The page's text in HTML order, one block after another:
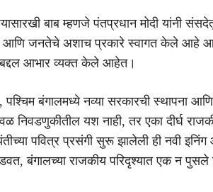
बाब म्हणजे पंतप्रधान मोदी यांनी
आणि जनतेचे अशाच प्रकारे स्वागत केले आहे
आभार व्यक्त केले आहेत।
पश्चिम बंगालमध्ये नव्या सरकारची स्थापना
निवडणुकीतील यश नाही, तर एका दीर्घ
पवित्र प्रसंगी सुरू झालेली ही नवी
बंगालच्या राजकीय परिदृश्यात एक न